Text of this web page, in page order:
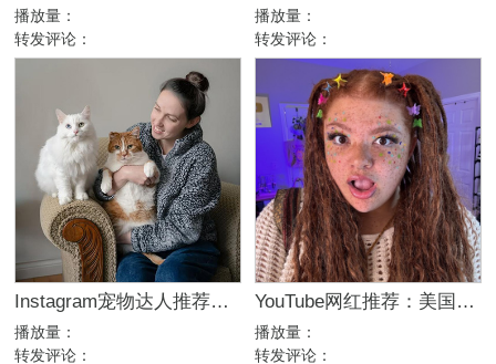
播放量：
转发评论：
播放量：
转发评论：
Instagram宠物达人推荐：加拿大猫咪生活博主，适合宠物品牌合作
播放量：
转发评论：
YouTube网红推荐：美国生活方式Vlog博主，200万粉家庭达人合作
播放量：
转发评论：